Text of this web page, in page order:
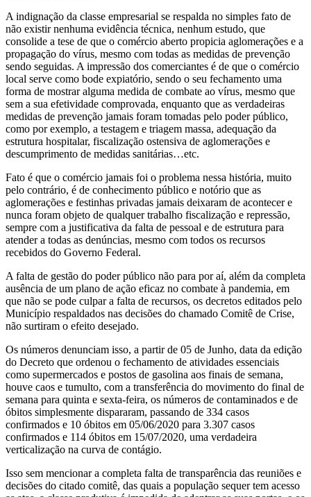
A indignação da classe empresarial se respalda no simples fato de
não existir nenhuma evidência técnica, nenhum estudo, que
consolide a tese de que o comércio aberto propicia aglomerações e a
propagação do vírus, mesmo com todas as medidas de prevenção
sendo seguidas. A impressão dos comerciantes é de que o comércio
local serve como bode expiatório, sendo o seu fechamento uma
forma de mostrar alguma medida de combate ao vírus, mesmo que
sem a sua efetividade comprovada, enquanto que as verdadeiras
medidas de prevenção jamais foram tomadas pelo poder público,
como por exemplo, a testagem e triagem massa, adequação da
estrutura hospitalar, fiscalização ostensiva de aglomerações e
descumprimento de medidas sanitárias…etc.
Fato é que o comércio jamais foi o problema nessa história, muito
pelo contrário, é de conhecimento público e notório que as
aglomerações e festinhas privadas jamais deixaram de acontecer e
nunca foram objeto de qualquer trabalho fiscalização e repressão,
sempre com a justificativa da falta de pessoal e de estrutura para
atender a todas as denúncias, mesmo com todos os recursos
recebidos do Governo Federal.
A falta de gestão do poder público não para por aí, além da completa
ausência de um plano de ação eficaz no combate à pandemia, em
que não se pode culpar a falta de recursos, os decretos editados pelo
Município respaldados nas decisões do chamado Comitê de Crise,
não surtiram o efeito desejado.
Os números denunciam isso, a partir de 05 de Junho, data da edição
do Decreto que ordenou o fechamento de atividades essenciais
como supermercados e postos de gasolina aos finais de semana,
houve caos e tumulto, com a transferência do movimento do final de
semana para quinta e sexta-feira, os números de contaminados e de
óbitos simplesmente dispararam, passando de 334 casos
confirmados e 10 óbitos em 05/06/2020 para 3.307 casos
confirmados e 114 óbitos em 15/07/2020, uma verdadeira
verticalização na curva de contágio.
Isso sem mencionar a completa falta de transparência das reuniões e
decisões do citado comitê, das quais a população sequer tem acesso